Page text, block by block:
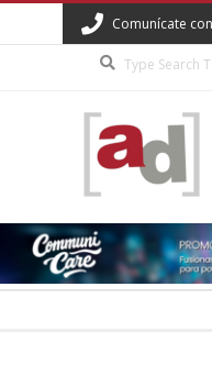
to
Comunícate
DIGITAL